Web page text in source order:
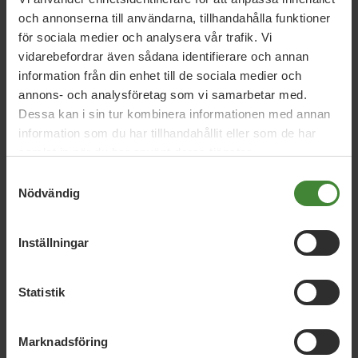
och annonserna till användarna, tillhandahålla funktioner
för sociala medier och analysera vår trafik. Vi
vidarebefordrar även sådana identifierare och annan
information från din enhet till de sociala medier och
annons- och analysföretag som vi samarbetar med.
Dessa kan i sin tur kombinera informationen med annan
information som du har tillhandahållit eller som de har
Nödvändig
Inställningar
Statistik
Marknadsföring
funktionsnedsättning?
De möter ofta större hinder för att delta i aktiviteter.
Anpassade insatser gör det möjligt för fler att vara med.
Det skapar ett mer inkluderande samhälle.
Vad innebär en rättvis fördelning av föreningsstöd?
Att resurser fördelas utifrån behov och ger likvärdiga
möjligheter. Det ska vara transparent och jämställt mellan
Varför är ungdomsgårdar viktiga?
social trygghet. När de finns i alla tätorter blir de